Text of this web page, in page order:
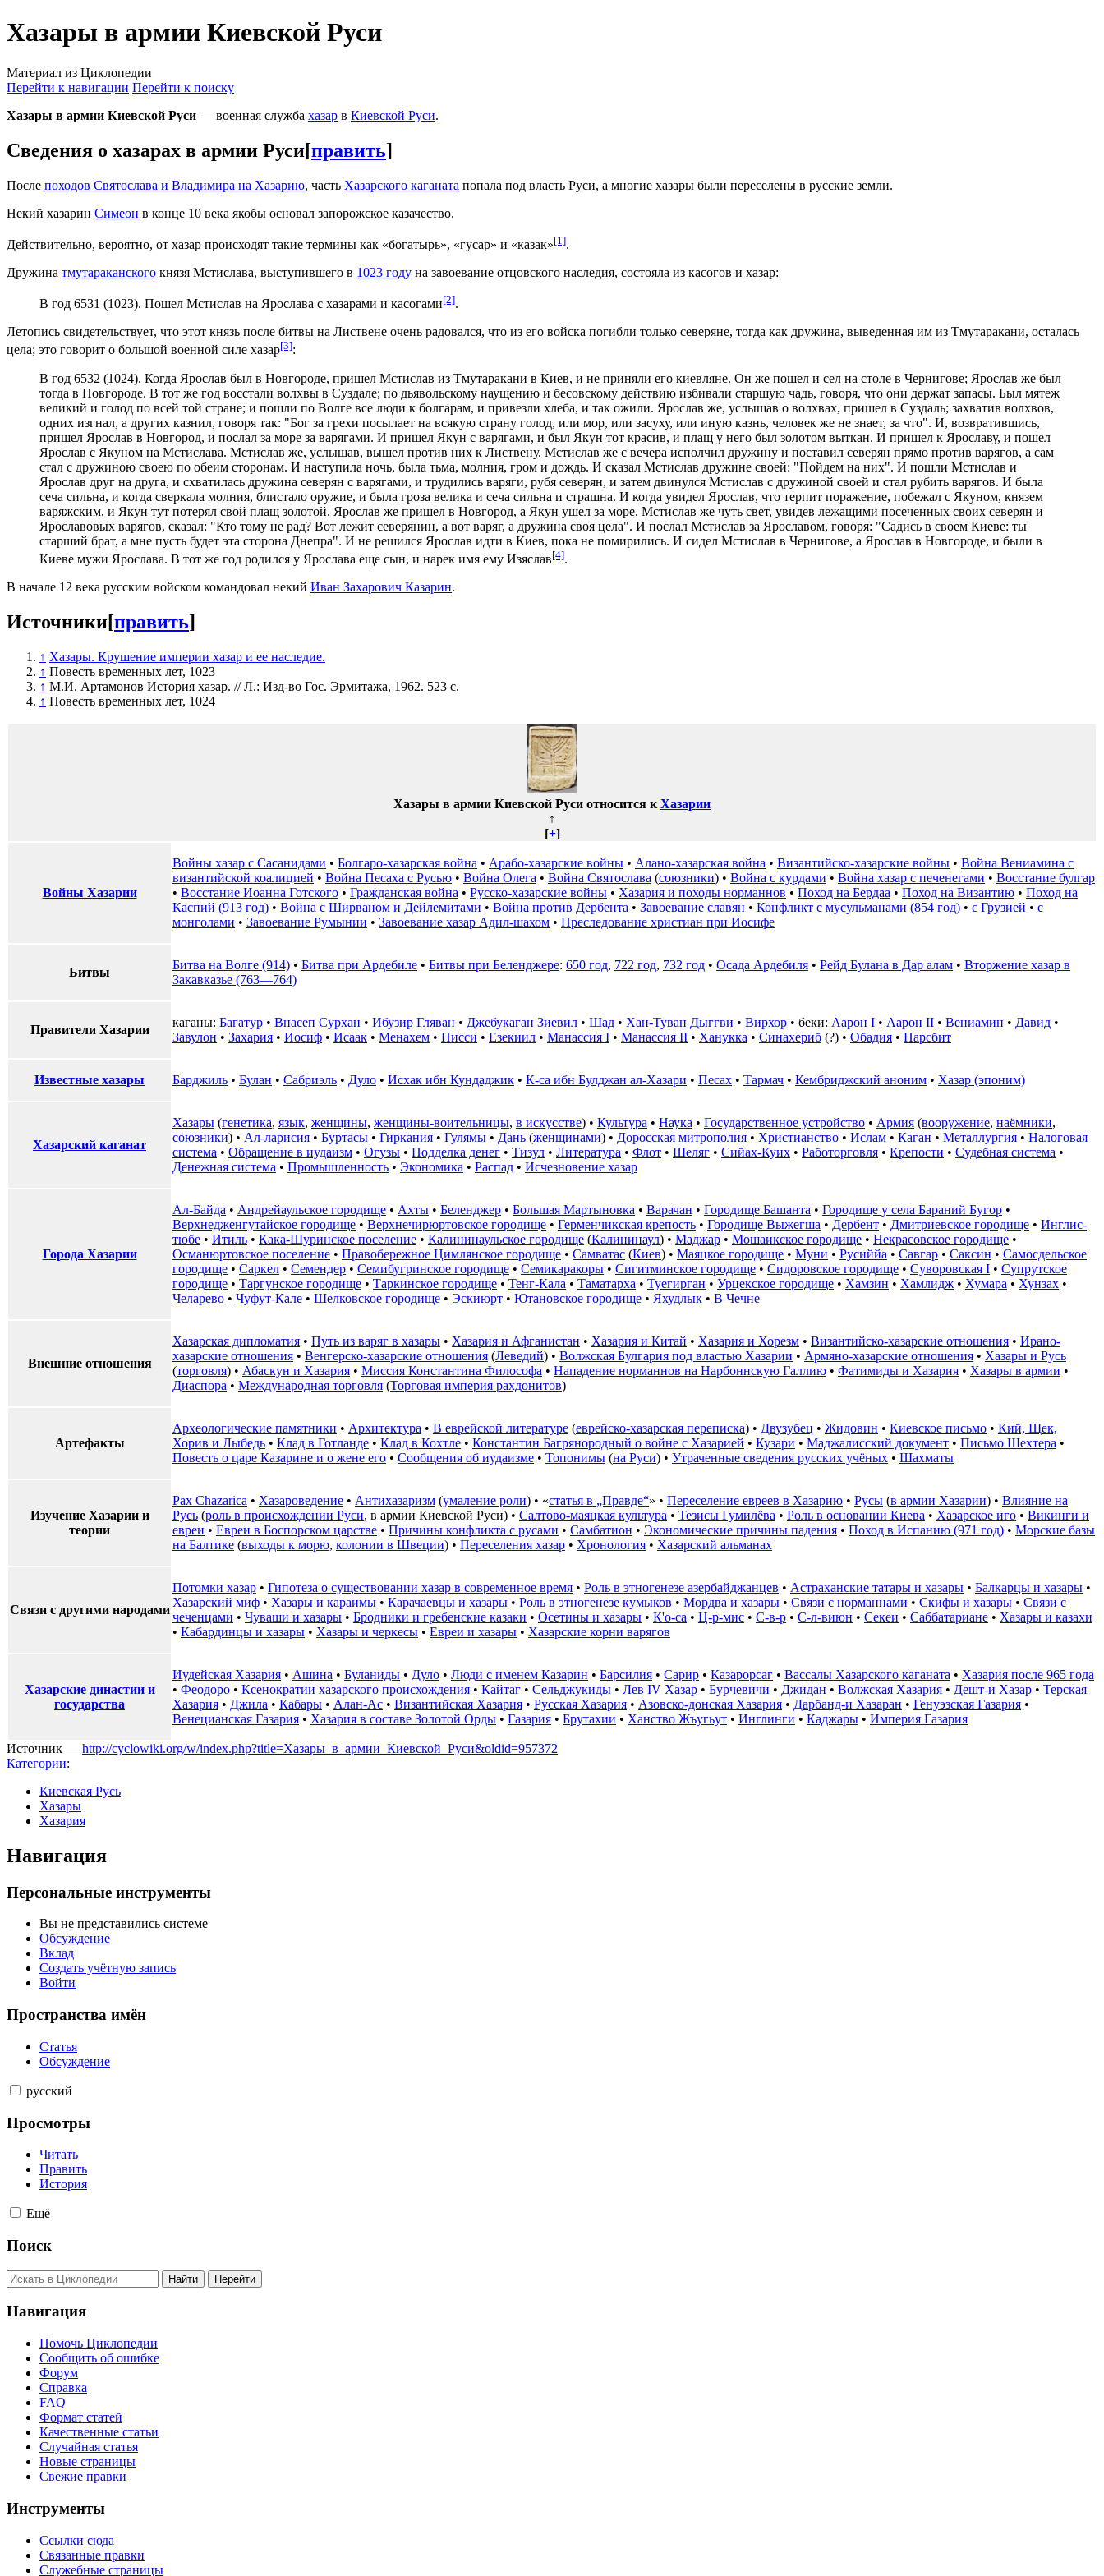
Хазары в армии Киевской Руси
Материал из Циклопедии
Перейти к навигации Перейти к поиску
Хазары в армии Киевской Руси — военная служба хазар в Киевской Руси.
Сведения о хазарах в армии Руси[править]
После походов Святослава и Владимира на Хазарию, часть Хазарского каганата попала под власть Руси, а многие хазары были переселены в русские земли.
Некий хазарин Симеон в конце 10 века якобы основал запорожское казачество.
Действительно, вероятно, от хазар происходят такие термины как «богатырь», «гусар» и «казак»[1].
Дружина тмутараканского князя Мстислава, выступившего в 1023 году на завоевание отцовского наследия, состояла из касогов и хазар:
В год 6531 (1023). Пошел Мстислав на Ярослава с хазарами и касогами[2].
Летопись свидетельствует, что этот князь после битвы на Листвене очень радовался, что из его войска погибли только северяне, тогда как дружина, выведенная им из Тмутаракани, осталась
цела; это говорит о большой военной силе хазар[3]:
В год 6532 (1024). Когда Ярослав был в Новгороде, пришел Мстислав из Тмутаракани в Киев, и не приняли его киевляне. Он же пошел и сел на столе в Чернигове; Ярослав же был
тогда в Новгороде. В тот же год восстали волхвы в Суздале; по дьявольскому наущению и бесовскому действию избивали старшую чадь, говоря, что они держат запасы. Был мятеж
великий и голод по всей той стране; и пошли по Волге все люди к болгарам, и привезли хлеба, и так ожили. Ярослав же, услышав о волхвах, пришел в Суздаль; захватив волхвов,
одних изгнал, а других казнил, говоря так: "Бог за грехи посылает на всякую страну голод, или мор, или засуху, или иную казнь, человек же не знает, за что". И, возвратившись,
пришел Ярослав в Новгород, и послал за море за варягами. И пришел Якун с варягами, и был Якун тот красив, и плащ у него был золотом выткан. И пришел к Ярославу, и пошел
Ярослав с Якуном на Мстислава. Мстислав же, услышав, вышел против них к Листвену. Мстислав же с вечера исполчил дружину и поставил северян прямо против варягов, а сам
стал с дружиною своею по обеим сторонам. И наступила ночь, была тьма, молния, гром и дождь. И сказал Мстислав дружине своей: "Пойдем на них". И пошли Мстислав и
Ярослав друг на друга, и схватилась дружина северян с варягами, и трудились варяги, рубя северян, и затем двинулся Мстислав с дружиной своей и стал рубить варягов. И была
сеча сильна, и когда сверкала молния, блистало оружие, и была гроза велика и сеча сильна и страшна. И когда увидел Ярослав, что терпит поражение, побежал с Якуном, князем
варяжским, и Якун тут потерял свой плащ золотой. Ярослав же пришел в Новгород, а Якун ушел за море. Мстислав же чуть свет, увидев лежащими посеченных своих северян и
Ярославовых варягов, сказал: "Кто тому не рад? Вот лежит северянин, а вот варяг, а дружина своя цела". И послал Мстислав за Ярославом, говоря: "Садись в своем Киеве: ты
старший брат, а мне пусть будет эта сторона Днепра". И не решился Ярослав идти в Киев, пока не помирились. И сидел Мстислав в Чернигове, а Ярослав в Новгороде, и были в
Киеве мужи Ярослава. В тот же год родился у Ярослава еще сын, и нарек имя ему Изяслав[4].
В начале 12 века русским войском командовал некий Иван Захарович Казарин.
Источники[править]
↑ Хазары. Крушение империи хазар и ее наследие.
↑ Повесть временных лет, 1023
↑ М.И. Артамонов История хазар. // Л.: Изд-во Гос. Эрмитажа, 1962. 523 с.
↑ Повесть временных лет, 1024
Хазары в армии Киевской Руси относится к Хазарии
↑
[+]
Войны Хазарии
Войны хазар с Сасанидами • Болгаро-хазарская война • Арабо-хазарские войны • Алано-хазарская война • Византийско-хазарские войны • Война Вениамина с
византийской коалицией • Война Песаха с Русью • Война Олега • Война Святослава (союзники) • Война с курдами • Война хазар с печенегами • Восстание булгар
• Восстание Иоанна Готского • Гражданская война • Русско-хазарские войны • Хазария и походы норманнов • Поход на Бердаа • Поход на Византию • Поход на
Каспий (913 год) • Война с Ширваном и Дейлемитами • Война против Дербента • Завоевание славян • Конфликт с мусульманами (854 год) • с Грузией • с
монголами • Завоевание Румынии • Завоевание хазар Адил-шахом • Преследование христиан при Иосифе
Битвы
Битва на Волге (914) • Битва при Ардебиле • Битвы при Беленджере: 650 год, 722 год, 732 год • Осада Ардебиля • Рейд Булана в Дар алам • Вторжение хазар в
Закавказье (763—764)
Правители Хазарии
каганы: Багатур • Внасеп Сурхан • Ибузир Гляван • Джебукаган Зиевил • Шад • Хан-Туван Дыггви • Вирхор • беки: Аарон I • Аарон II • Вениамин • Давид •
Завулон • Захария • Иосиф • Исаак • Менахем • Нисси • Езекиил • Манассия I • Манассия II • Ханукка • Синахериб (?) • Обадия • Парсбит
Известные хазары Барджиль • Булан • Сабриэль • Дуло • Исхак ибн Кундаджик • К-са ибн Булджан ал-Хазари • Песах • Тармач • Кембриджский аноним • Хазар (эпоним)
Хазарский каганат
Хазары (генетика, язык, женщины, женщины-воительницы, в искусстве) • Культура • Наука • Государственное устройство • Армия (вооружение, наёмники,
союзники) • Ал-ларисия • Буртасы • Гиркания • Гулямы • Дань (женщинами) • Доросская митрополия • Христианство • Ислам • Каган • Металлургия • Налоговая
система • Обращение в иудаизм • Огузы • Подделка денег • Тизул • Литература • Флот • Шеляг • Сийах-Куих • Работорговля • Крепости • Судебная система •
Денежная система • Промышленность • Экономика • Распад • Исчезновение хазар
Города Хазарии
Ал-Байда • Андрейаульское городище • Ахты • Беленджер • Большая Мартыновка • Варачан • Городище Башанта • Городище у села Бараний Бугор •
Верхнедженгутайское городище • Верхнечирюртовское городище • Герменчикская крепость • Городище Выжегша • Дербент • Дмитриевское городище • Инглис-
тюбе • Итиль • Кака-Шуринское поселение • Калининаульское городище (Калининаул) • Маджар • Мошаикское городище • Некрасовское городище •
Османюртовское поселение • Правобережное Цимлянское городище • Самватас (Киев) • Маяцкое городище • Муни • Русиййа • Савгар • Саксин • Самосдельское
городище • Саркел • Семендер • Семибугринское городище • Семикаракоры • Сигитминское городище • Сидоровское городище • Суворовская I • Супрутское
городище • Таргунское городище • Таркинское городище • Тенг-Кала • Таматарха • Туегирган • Урцекское городище • Хамзин • Хамлидж • Хумара • Хунзах •
Челарево • Чуфут-Кале • Шелковское городище • Эскиюрт • Ютановское городище • Яхудлык • В Чечне
Внешние отношения
Хазарская дипломатия • Путь из варяг в хазары • Хазария и Афганистан • Хазария и Китай • Хазария и Хорезм • Византийско-хазарские отношения • Ирано-
хазарские отношения • Венгерско-хазарские отношения (Леведий) • Волжская Булгария под властью Хазарии • Армяно-хазарские отношения • Хазары и Русь
(торговля) • Абаскун и Хазария • Миссия Константина Философа • Нападение норманнов на Нарбоннскую Галлию • Фатимиды и Хазария • Хазары в армии •
Диаспора • Международная торговля (Торговая империя рахдонитов)
Артефакты
Археологические памятники • Архитектура • В еврейской литературе (еврейско-хазарская переписка) • Двузубец • Жидовин • Киевское письмо • Кий, Щек,
Хорив и Лыбедь • Клад в Готланде • Клад в Кохтле • Константин Багрянородный о войне с Хазарией • Кузари • Маджалисский документ • Письмо Шехтера •
Повесть о царе Казарине и о жене его • Сообщения об иудаизме • Топонимы (на Руси) • Утраченные сведения русских учёных • Шахматы
Изучение Хазарии и
теории
Pax Chazarica • Хазароведение • Антихазаризм (умаление роли) • «статья в „Правде“» • Переселение евреев в Хазарию • Русы (в армии Хазарии) • Влияние на
Русь (роль в происхождении Руси, в армии Киевской Руси) • Салтово-маяцкая культура • Тезисы Гумилёва • Роль в основании Киева • Хазарское иго • Викинги и
евреи • Евреи в Боспорском царстве • Причины конфликта с русами • Самбатион • Экономические причины падения • Поход в Испанию (971 год) • Морские базы
на Балтике (выходы к морю, колонии в Швеции) • Переселения хазар • Хронология • Хазарский альманах
Связи с другими народами
Потомки хазар • Гипотеза о существовании хазар в современное время • Роль в этногенезе азербайджанцев • Астраханские татары и хазары • Балкарцы и хазары •
Хазарский миф • Хазары и караимы • Карачаевцы и хазары • Роль в этногенезе кумыков • Мордва и хазары • Связи с норманнами • Скифы и хазары • Связи с
чеченцами • Чуваши и хазары • Бродники и гребенские казаки • Осетины и хазары • К'о-са • Ц-р-мис • С-в-р • С-л-виюн • Секеи • Саббатариане • Хазары и казахи
• Кабардинцы и хазары • Хазары и черкесы • Евреи и хазары • Хазарские корни варягов
Хазарские династии и
государства
Иудейская Хазария • Ашина • Буланиды • Дуло • Люди с именем Казарин • Барсилия • Сарир • Казарорсаг • Вассалы Хазарского каганата • Хазария после 965 года
• Феодоро • Ксенократии хазарского происхождения • Кайтаг • Сельджукиды • Лев IV Хазар • Бурчевичи • Джидан • Волжская Хазария • Дешт-и Хазар • Терская
Хазария • Джила • Кабары • Алан-Ас • Византийская Хазария • Русская Хазария • Азовско-донская Хазария • Дарбанд-и Хазаран • Генуэзская Газария •
Венецианская Газария • Хазария в составе Золотой Орды • Газария • Брутахии • Ханство Жъугьут • Инглинги • Каджары • Империя Газария
Источник — http://cyclowiki.org/w/index.php?title=Хазары_в_армии_Киевской_Руси&oldid=957372
Категории:
Киевская Русь
Хазары
Хазария
Навигация
Персональные инструменты
Вы не представились системе
Обсуждение
Вклад
Создать учётную запись
Войти
Пространства имён
Статья
Обсуждение
русский
Просмотры
Читать
Править
История
Ещё
Поиск
Навигация
Помочь Циклопедии
Сообщить об ошибке
Форум
Справка
FAQ
Формат статей
Качественные статьи
Случайная статья
Новые страницы
Свежие правки
Инструменты
Ссылки сюда
Связанные правки
Служебные страницы